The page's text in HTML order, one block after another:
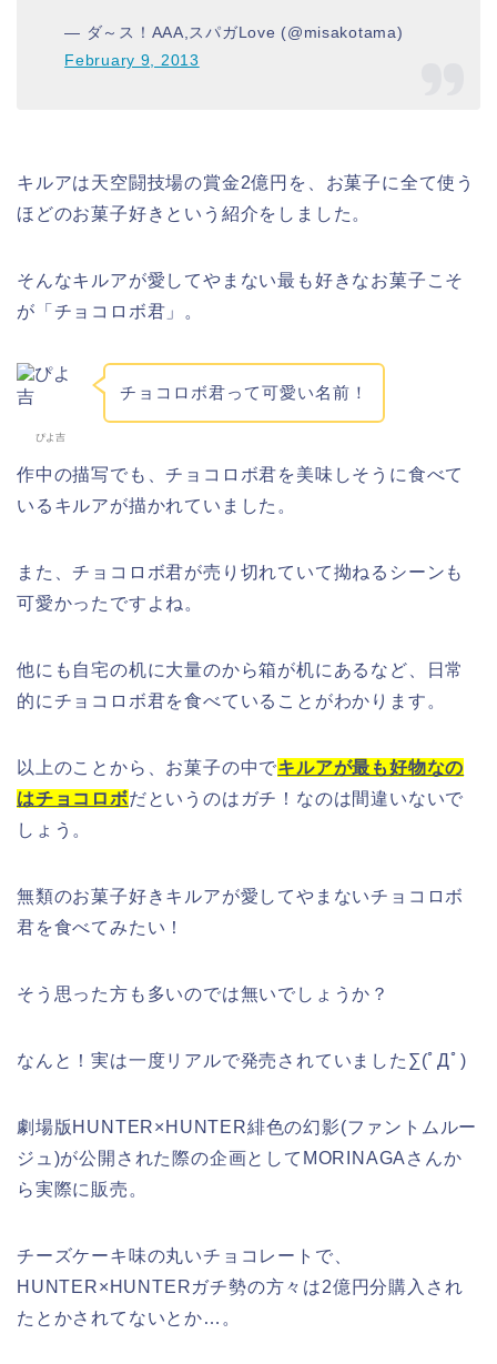
— ダ～ス！AAA,スパガLove (@misakotama)
February 9, 2013
キルアは天空闘技場の賞金2億円を、お菓子に全て使う
ほどのお菓子好きという紹介をしました。
そんなキルアが愛してやまない最も好きなお菓子こそ
が「 チョコロボ君 」。
ぴよ吉
チョコロボ君って可愛い名前！
作中の描写でも、チョコロボ君を美味しそうに食べて
いるキルアが描かれていました。
また、チョコロボ君が売り切れていて拗ねるシーンも
可愛かったですよね。
他にも自宅の机に大量のから箱が机にあるなど、日常
的にチョコロボ君を食べていることがわかります。
以上のことから、お菓子の中でキルアが最も好物なの
はチョコロボだというのはガチ！なのは間違いないで
しょう 。
無類のお菓子好きキルアが愛してやまないチョコロボ
君を食べてみたい！
そう思った方も多いのでは無いでしょうか？
なんと！実は一度リアルで発売されていました∑(ﾟДﾟ)
劇場版HUNTER×HUNTER緋色の幻影(ファントムルー
ジュ)が公開された際の企画としてMORINAGAさんか
ら実際に販売。
チーズケーキ味の丸いチョコレートで、
HUNTER×HUNTERガチ勢の方々は2億円分購入され
たとかされてないとか…。